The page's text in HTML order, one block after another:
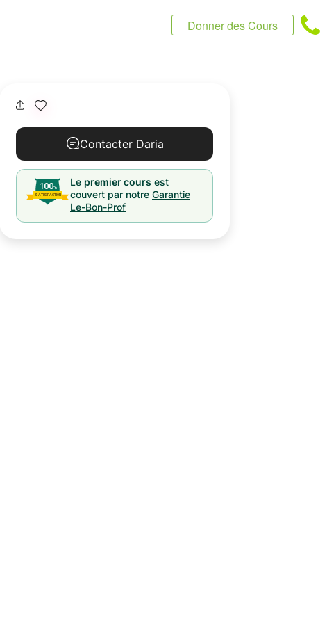
Donner des Cours
Contacter Daria
Le premier cours est
couvert par notre Garantie
Le-Bon-Prof